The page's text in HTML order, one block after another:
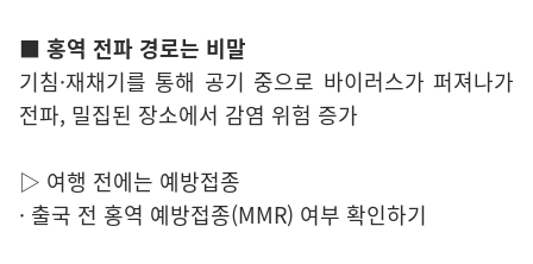
■ 홍역 전파 경로는 비말
기침·재채기를 통해 공기 중으로 바이러스가 퍼져나가
전파, 밀집된 장소에서 감염 위험 증가
▷ 여행 전에는 예방접종
· 출국 전 홍역 예방접종(MMR) 여부 확인하기